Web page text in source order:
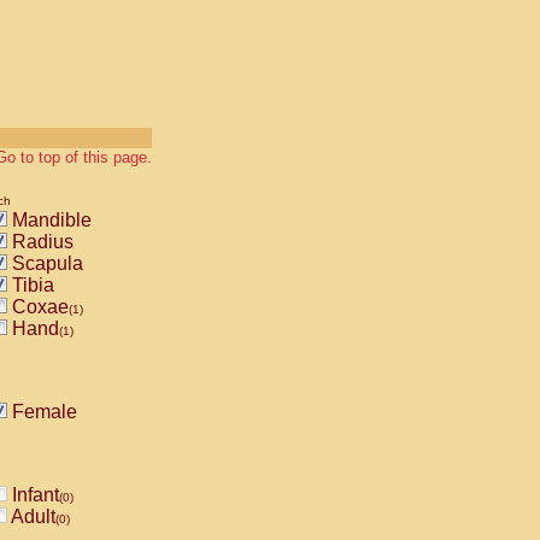
to top of this page.
Mandible
Radius
Scapula
Tibia
Coxae(1)
Hand(1)
Female
Infant(0)
Adult(0)